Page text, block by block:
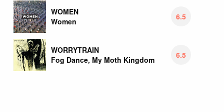
WOMEN
Women
6.5
WORRYTRAIN
Fog Dance, My Moth Kingdom
6.5